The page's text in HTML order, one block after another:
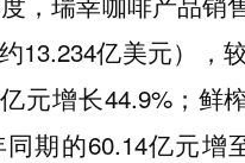
13.234亿美元），
元增长44.9%；鲜
期的60.14亿元增